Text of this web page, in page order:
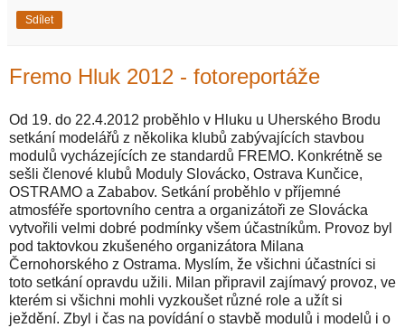
Sdílet
Fremo Hluk 2012 - fotoreportáže
Od 19. do 22.4.2012 proběhlo v Hluku u Uherského Brodu
setkání modelářů z několika klubů zabývajících stavbou
modulů vycházejících ze standardů FREMO. Konkrétně se
sešli členové klubů Moduly Slovácko, Ostrava Kunčice,
OSTRAMO a Zababov. Setkání proběhlo v příjemné
atmosféře sportovního centra a organizátoři ze Slovácka
vytvořili velmi dobré podmínky všem účastníkům. Provoz byl
pod taktovkou zkušeného organizátora Milana
Černohorského z Ostrama. Myslím, že všichni účastníci si
toto setkání opravdu užili. Milan připravil zajímavý provoz, ve
kterém si všichni mohli vyzkoušet různé role a užít si
ježdění. Zbyl i čas na povídání o stavbě modulů i modelů i o